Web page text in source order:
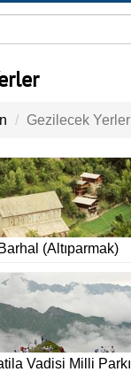
Gezilecek Yerler
Barhal (Altıparmak)
Kilisesi
Vadisi Milli Parkı